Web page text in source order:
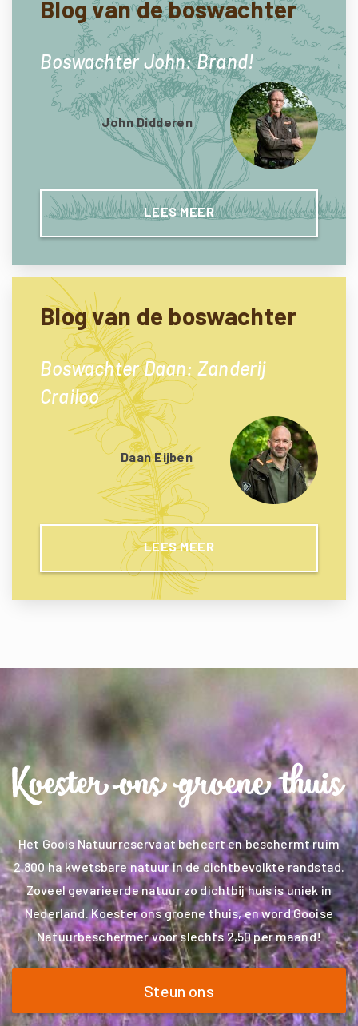
Blog van de boswachter
Boswachter John: Brand!
John Didderen
LEES MEER
Blog van de boswachter
Boswachter Daan: Zanderij
Crailoo
Daan Eijben
LEES MEER
Het Goois Natuurreservaat beheert en beschermt ruim
2.800 ha kwetsbare natuur in de dichtbevolkte randstad.
Zoveel gevarieerde natuur zo dichtbij huis is uniek in
Nederland. Koester ons groene thuis, en word Gooise
Natuurbeschermer voor slechts 2,50 per maand!
Steun ons